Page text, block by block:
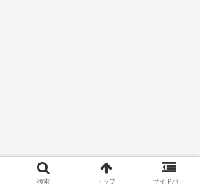
検索 トップ サイドバー